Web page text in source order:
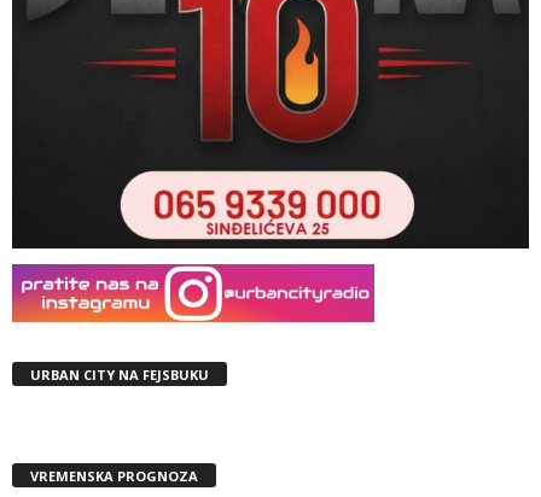
URBAN CITY NA FEJSBUKU
VREMENSKA PROGNOZA